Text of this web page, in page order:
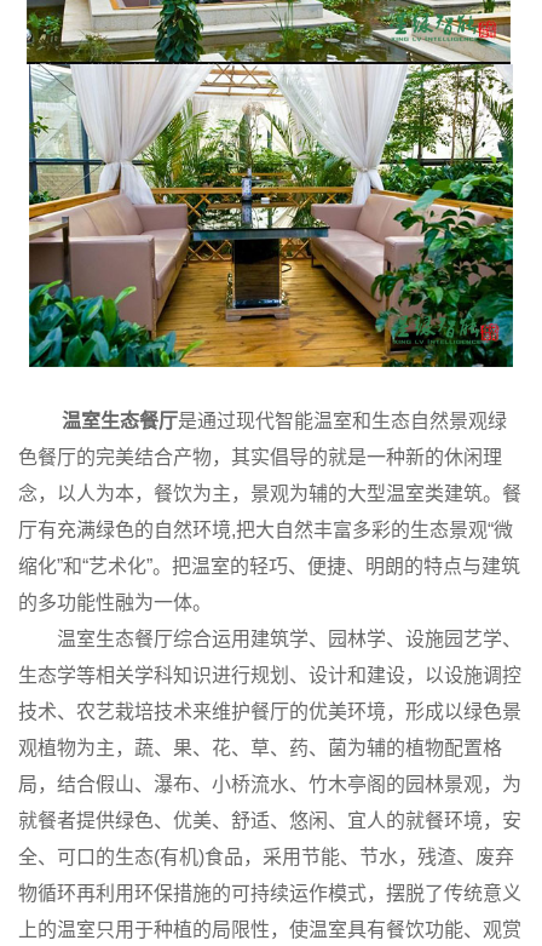
温室生态餐厅是通过现代智能温室和生态自然景观绿
色餐厅的完美结合产物，其实倡导的就是一种新的休闲理
念，以人为本，餐饮为主，景观为辅的大型温室类建筑。餐
厅有充满绿色的自然环境,把大自然丰富多彩的生态景观“微
缩化”和“艺术化”。把温室的轻巧、便捷、明朗的特点与建筑
的多功能性融为一体。
温室生态餐厅综合运用建筑学、园林学、设施园艺学、
生态学等相关学科知识进行规划、设计和建设，以设施调控
技术、农艺栽培技术来维护餐厅的优美环境，形成以绿色景
观植物为主，蔬、果、花、草、药、菌为辅的植物配置格
局，结合假山、瀑布、小桥流水、竹木亭阁的园林景观，为
就餐者提供绿色、优美、舒适、悠闲、宜人的就餐环境，安
全、可口的生态(有机)食品，采用节能、节水，残渣、废弃
物循环再利用环保措施的可持续运作模式，摆脱了传统意义
上的温室只用于种植的局限性，使温室具有餐饮功能、观赏